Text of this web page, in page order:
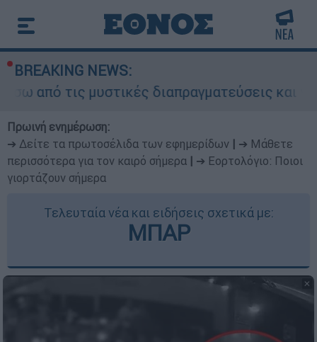
BREAKING NEWS:
διαπραγματεύσεις και γιατί
Πρωινή ενημέρωση:
➔ Δείτε τα πρωτοσέλιδα των εφημερίδων
➔ Μάθετε
περισσότερα για τον καιρό σήμερα
➔ Εορτολόγιο: Ποιοι
γιορτάζουν σήμερα
Τελευταία νέα και ειδήσεις σχετικά με:
ΜΠΑΡ